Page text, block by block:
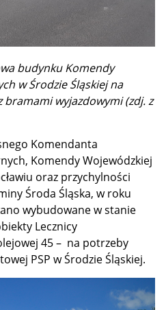
budynku Komendy
w Środzie Śląskiej na
bramami wyjazdowymi (zdj. z
Komendanta
Komendy Wojewódzkiej
oraz przychylności
Środa Śląska, w roku
wybudowane w stanie
Lecznicy
45 – na potrzeby
PSP w Środzie Śląskiej.